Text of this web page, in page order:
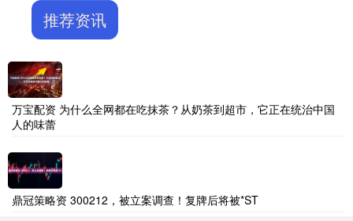
推荐资讯
万宝配资 为什么全网都在吃抹茶？从奶茶到超市，它正在统治中国
人的味蕾
鼎冠策略资 300212，被立案调查！复牌后将被*ST